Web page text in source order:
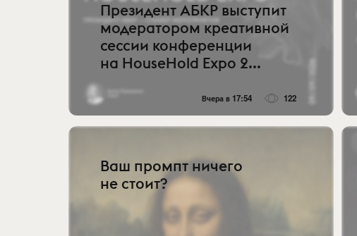
Президент АБКР выступит
модератором креативной
сессии конференции
на HouseHold Expo 2...
Вчера в 17:54 122
Ваш промпт ничего
не стоит?